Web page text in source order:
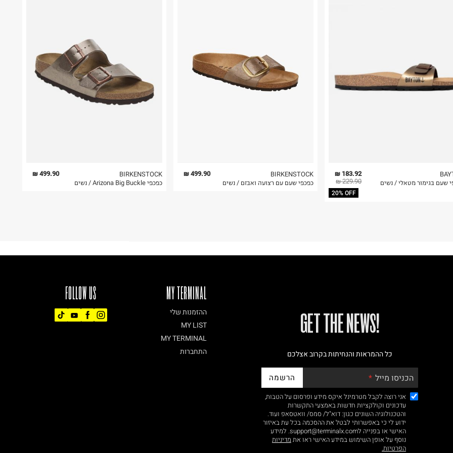
499.90 ₪
BIRKENSTOCK
כפכפי Arizona Big Buckle / נשים
499.90 ₪
BIRKENSTOCK
כפכפי שעם עם רצועה ואבזם / נשים
183.92 ₪
229.90 ₪
20% OFF
שעם בגימור מטאלי / נשים
FOLLOW US MY TERMINAL
ההזמנות שלי
MY LIST
MY TERMINAL
התחברות
!GET THE NEWS
כל ההמראות והנחיתות בקרוב אצלכם
הכניסו מייל הרשמה
אני רוצה לקבל מטרמינל איקס מידע ופרסום על הטבות,
עדכונים וקולקציות חדשות באמצעי התקשרות
והטכנולוגיה השונים כגון: דוא"ל/ סמס/ וואטסאפ ועוד.
ידוע לי כי באפשרותי לבטל את ההסכמה בכל עת באיזור
האישי או בפנייה לsupport@terminalx.com. למידע
נוסף על אופן השימוש במידע האישי ראו את מדיניות
הפרטיות.